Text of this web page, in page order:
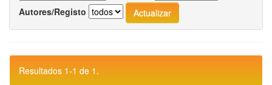
Autores/Registo
Resultados 1-1 de 1.